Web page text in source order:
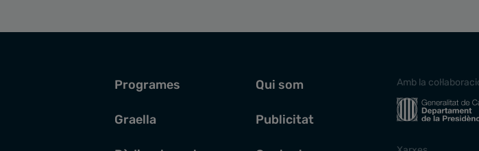
Programes
Graella
Qui som
Publicitat
Amb la